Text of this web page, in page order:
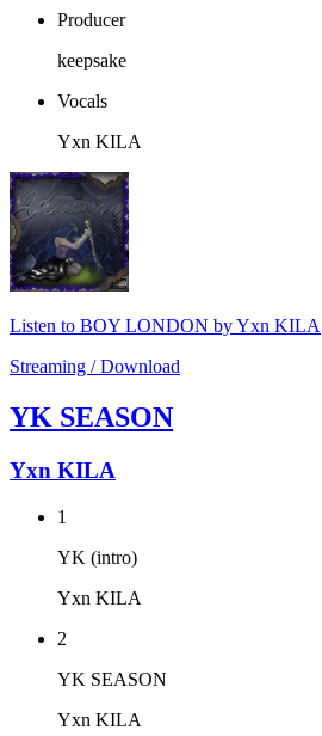
Producer
keepsake
Vocals
Yxn KILA
Listen to BOY LONDON by Yxn KILA
Streaming / Download
YK SEASON
Yxn KILA
1
YK (intro)
Yxn KILA
2
YK SEASON
Yxn KILA